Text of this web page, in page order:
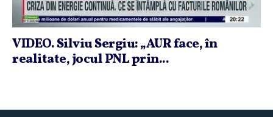
VIDEO. Silviu Sergiu: „AUR face, în
realitate, jocul PNL prin...